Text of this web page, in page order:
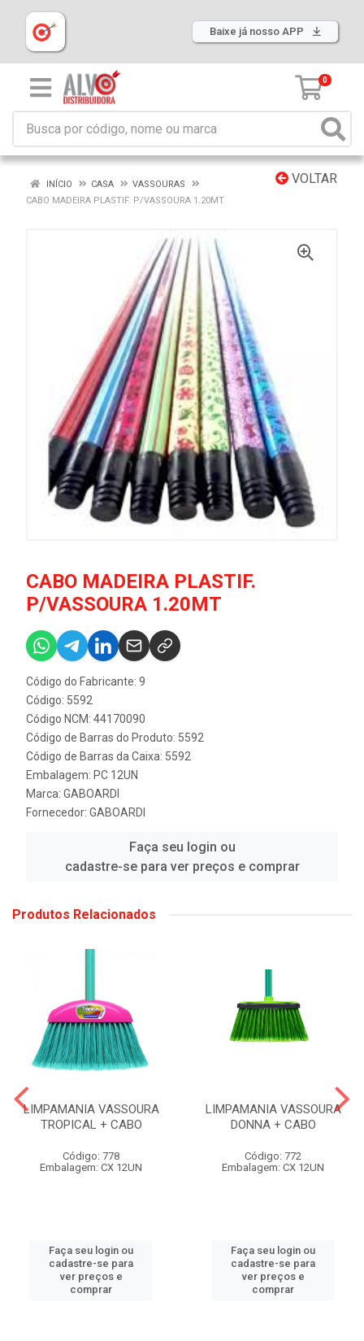
Baixe já nosso APP
0
VOLTAR
INÍCIO CASA
VASSOURAS
CABO MADEIRA PLASTIF. P/VASSOURA 1.20MT
CABO MADEIRA PLASTIF.
P/VASSOURA 1.20MT
Código do Fabricante: 9
Código: 5592
Código NCM: 44170090
Código de Barras do Produto: 5592
Código de Barras da Caixa: 5592
Embalagem: PC 12UN
Marca: GABOARDI
Fornecedor: GABOARDI
Faça seu login ou
cadastre-se para ver preços e comprar
Produtos Relacionados
LIMPAMANIA VASSOURA
TROPICAL + CABO
Código: 778
Embalagem: CX 12UN
Faça seu login ou
cadastre-se para
ver preços e
comprar
LIMPAMANIA VASSOURA
DONNA + CABO
Código: 772
Embalagem: CX 12UN
Faça seu login ou
cadastre-se para
ver preços e
comprar